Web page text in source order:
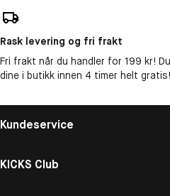
Rask levering og fri frakt
Fri frakt når du handler for 199 kr!
dine i butikk innen 4 timer helt gratis!
Kundeservice
KICKS Club